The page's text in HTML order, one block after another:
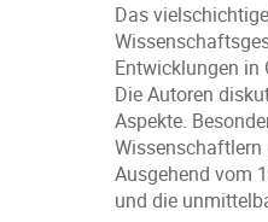
Das
Entwicklungen in
Die Autoren
Aspekte.
Ausgehend vom
und die